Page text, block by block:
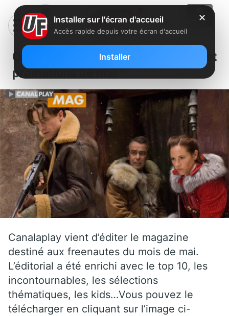
Canalplay: magazine spécial Free et
promotions de mai
Canalaplay vient d’éditer le magazine
destiné aux freenautes du mois de mai.
L’éditorial a été enrichi avec le top 10, les
incontournables, les sélections
thématiques, les kids…Vous pouvez le
télécharger en cliquant sur l’image ci-
✕
Installer sur l'écran d'accueil
Accès rapide depuis votre écran d'accueil
Installer